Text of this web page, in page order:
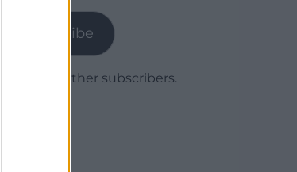
Subscribe
Join 1,779 other subscribers.